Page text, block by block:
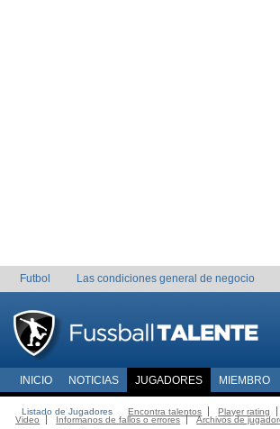
Futbol Las condiciones general de negocio
INICIO NOTICIAS JUGADORES MIEMBRO
Listado de Jugadores Encontra talentos Player rating
Video
Informanos de fallos o errores Archivos de